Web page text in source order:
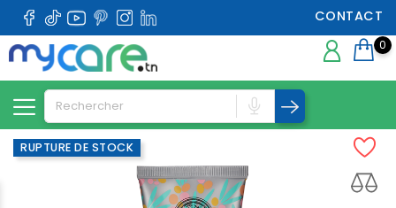
CONTACT
0
RUPTURE DE STOCK